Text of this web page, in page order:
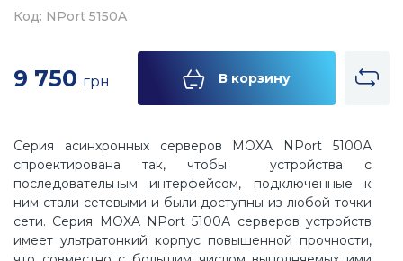
Код: NPort 5150A
9 750 грн В корзину
Серия асинхронных серверов MOXA NPort 5100А
спроектирована так, чтобы устройства с
последовательным интерфейсом, подключенные к
ним стали сетевыми и были доступны из любой точки
сети. Серия MOXA NPort 5100А серверов устройств
имеет ультратонкий корпус повышенной прочности,